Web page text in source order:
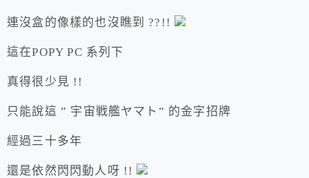
連沒盒的像樣的也沒瞧到 ??!!
這在POPY PC 系列下
真得很少見 !!
只能說這 ” 宇宙戦艦ヤマト” 的金字招牌
經過三十多年
還是依然閃閃動人呀 !!